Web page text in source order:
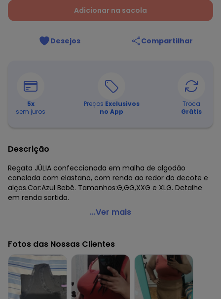
Adicionar na sacola
Desejos Compartilhar
5x
sem juros
Preços Exclusivos
no App
Troca
Grátis
Descrição
Regata JÚLIA confeccionada em malha de algodão
canelada com elastano, com renda ao redor do decote e
alças.Cor:Azul Bebê. Tamanhos:G,GG,XXG e XLG. Detalhe
em renda sortida.
Marguerite - Regata Canelada Azul Plus Size Marguerite
Tecido: Algodão c/ elastano
Composição: 98% algodão 2% elastano
...Ver mais
Fotos das Nossas Clientes